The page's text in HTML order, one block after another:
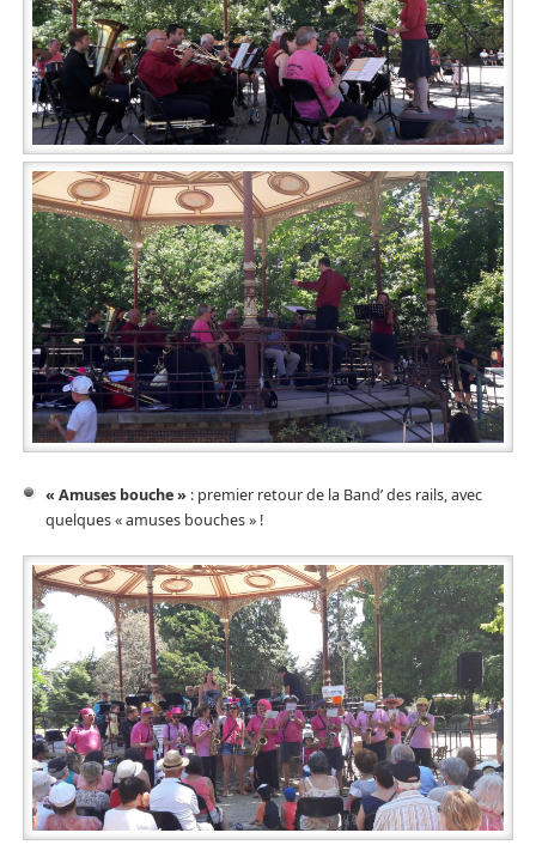
« Amuses bouche » : premier retour de la Band’ des rails, avec
quelques « amuses bouches » !